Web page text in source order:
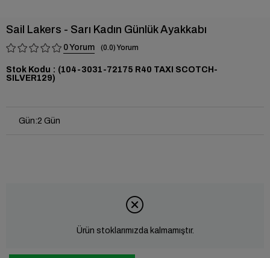
Sail Lakers - Sarı Kadın Günlük Ayakkabı
0 0.0
Stok Kodu
(104-3031-72175 R40 TAXI SCOTCH-
SILVER129)
Gün:2 Gün
Ürün stoklarımızda kalmamıştır.